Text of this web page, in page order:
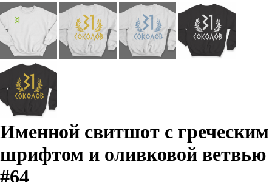
Именной свитшот с греческим
шрифтом и оливковой ветвью
#64